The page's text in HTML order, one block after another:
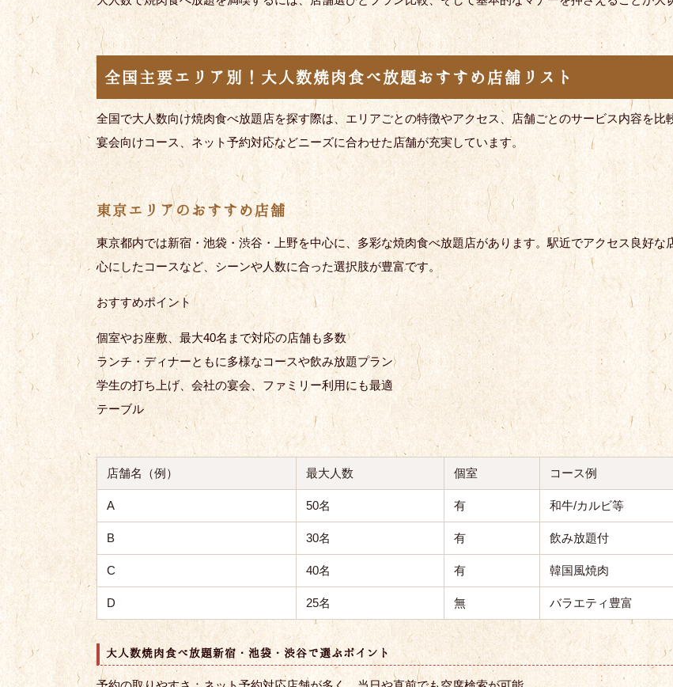
全国主要エリア別！大人数焼肉食べ放題おすすめ店舗リスト
全国で大人数向け焼肉食べ放題店を探す際は、エリアごとの特徴やアクセス、店舗ごとのサービス内容を
宴会向けコース、ネット予約対応などニーズに合わせた店舗が充実しています。
東京エリアのおすすめ店舗
東京都内では新宿・池袋・渋谷・上野を中心に、多彩な焼肉食べ放題店があります。駅近でアクセス良好
心にしたコースなど、シーンや人数に合った選択肢が豊富です。
おすすめポイント
個室やお座敷、最大40名まで対応の店舗も多数
ランチ・ディナーともに多様なコースや飲み放題プラン
学生の打ち上げ、会社の宴会、ファミリー利用にも最適
テーブル
店舗名（例） 最大人数 個室 コース例
A 50名 有 和牛/カルビ等
B 30名 有 飲み放題付
C 40名 有 韓国風焼肉
D 25名 無 バラエティ豊富
大人数焼肉食べ放題新宿・池袋・渋谷で選ぶポイント